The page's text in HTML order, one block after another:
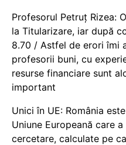
Profesorul Petruț Rizea:
la Titularizare, iar după
8.70 / Astfel de erori îmi
profesorii buni, cu
resurse financiare sunt
important
Unici în UE: România
Uniune Europeană care
cercetare, calculate pe